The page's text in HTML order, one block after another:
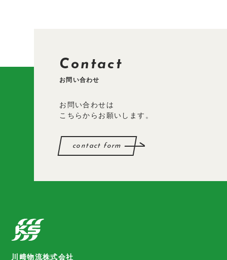
新着情報
Contact
お問い合わせ
お問い合わせは
こちらからお願いします。
contact form
川﨑物流株式会社